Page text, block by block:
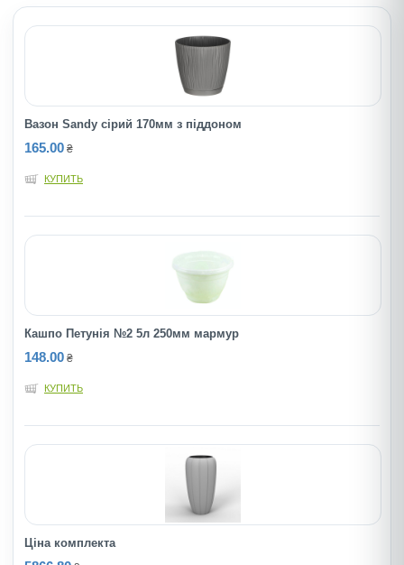
Вазон Sandy сірий 170мм з піддоном
165.00 ₴
КУПИТЬ
Кашпо Петунія №2 5л 250мм мармур
148.00 ₴
КУПИТЬ
Ціна комплекта